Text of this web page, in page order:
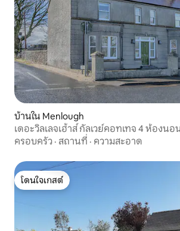
บ้านใน Menlough
เดอะวิลเลจเฮ้าส์ กัลเวย์คอทเทจ 4 ห้องนอ
การบูรณะใหม่
ครอบครัว · สถานที่ · ความสะอาด
โดนใจเกสต์
โดนใจเกสต์